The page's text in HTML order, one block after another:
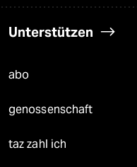
Unterstützen
abo
genossenschaft
taz zahl ich